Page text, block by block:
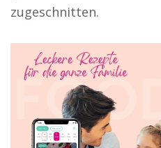
zugeschnitten.